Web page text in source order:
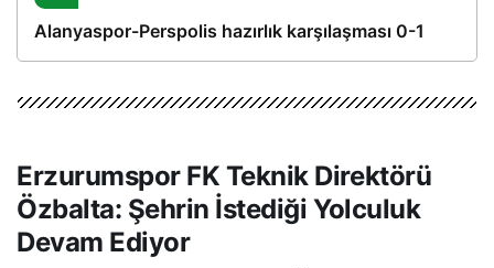
Alanyaspor-Perspolis hazırlık karşılaşması 0-1
Erzurumspor FK Teknik Direktörü
Özbalta: Şehrin İstediği Yolculuk
Devam Ediyor